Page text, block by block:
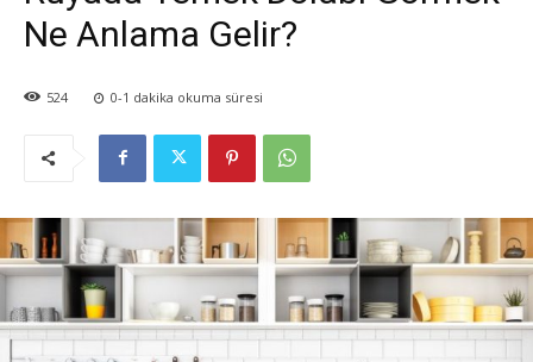
Ne Anlama Gelir?
524 0-1 dakika okuma süresi